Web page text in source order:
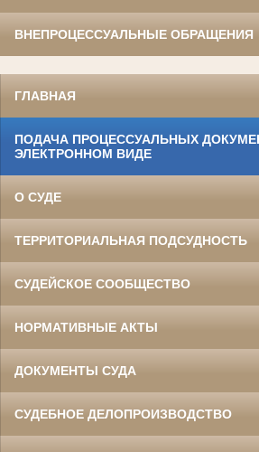
ВНЕПРОЦЕССУАЛЬНЫЕ ОБРАЩЕНИЯ
ГЛАВНАЯ
ПОДАЧА ПРОЦЕССУАЛЬНЫХ
ЭЛЕКТРОННОМ ВИДЕ
О СУДЕ
ТЕРРИТОРИАЛЬНАЯ ПОДСУДНОСТЬ
СУДЕЙСКОЕ СООБЩЕСТВО
НОРМАТИВНЫЕ АКТЫ
ДОКУМЕНТЫ СУДА
СУДЕБНОЕ ДЕЛОПРОИЗВОДСТВО